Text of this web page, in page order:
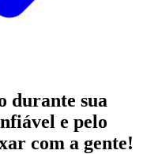
durante sua
e pelo
com a gente!